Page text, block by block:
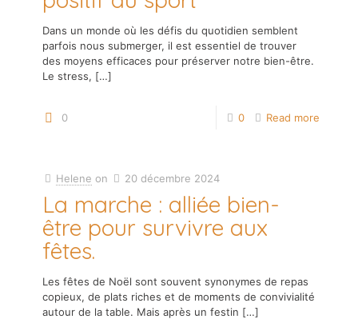
Dans un monde où les défis du quotidien semblent
parfois nous submerger, il est essentiel de trouver
des moyens efficaces pour préserver notre bien-être.
Le stress, […]
0 0 Read more
Helene on 20 décembre 2024
La marche : alliée bien-
être pour survivre aux
fêtes.
Les fêtes de Noël sont souvent synonymes de repas
copieux, de plats riches et de moments de convivialité
autour de la table. Mais après un festin […]